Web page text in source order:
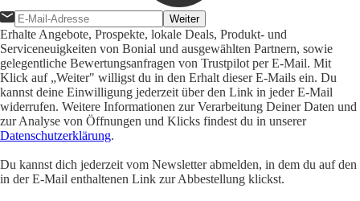
Weiter
Erhalte Angebote, Prospekte, lokale Deals, Produkt- und
Serviceneuigkeiten von Bonial und ausgewählten Partnern, sowie
gelegentliche Bewertungsanfragen von Trustpilot per E-Mail. Mit
Klick auf „Weiter" willigst du in den Erhalt dieser E-Mails ein. Du
kannst deine Einwilligung jederzeit über den Link in jeder E-Mail
widerrufen. Weitere Informationen zur Verarbeitung Deiner Daten und
zur Analyse von Öffnungen und Klicks findest du in unserer
Datenschutzerklärung.
Du kannst dich jederzeit vom Newsletter abmelden, in dem du auf den
in der E-Mail enthaltenen Link zur Abbestellung klickst.